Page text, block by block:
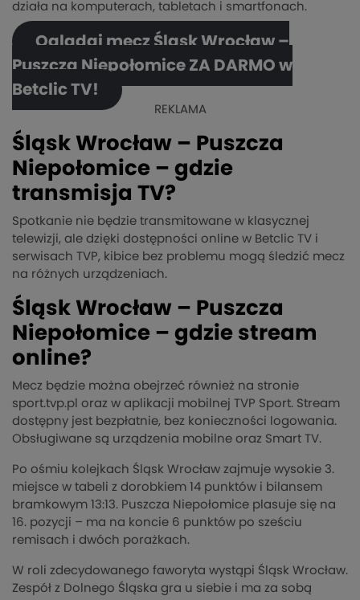
działa na komputerach, tabletach i smartfonach.
Oglądaj mecz Śląsk Wrocław –
Puszcza Niepołomice ZA DARMO w
Betclic TV!
REKLAMA
Śląsk Wrocław – Puszcza
Niepołomice – gdzie
transmisja TV?
Spotkanie nie będzie transmitowane w klasycznej
telewizji, ale dzięki dostępności online w Betclic TV i
serwisach TVP, kibice bez problemu mogą śledzić mecz
na różnych urządzeniach.
Śląsk Wrocław – Puszcza
Niepołomice – gdzie stream
online?
Mecz będzie można obejrzeć również na stronie
sport.tvp.pl oraz w aplikacji mobilnej TVP Sport. Stream
dostępny jest bezpłatnie, bez konieczności logowania.
Obsługiwane są urządzenia mobilne oraz Smart TV.
Po ośmiu kolejkach Śląsk Wrocław zajmuje wysokie 3.
miejsce w tabeli z dorobkiem 14 punktów i bilansem
bramkowym 13:13. Puszcza Niepołomice plasuje się na
16. pozycji – ma na koncie 6 punktów po sześciu
remisach i dwóch porażkach.
W roli zdecydowanego faworyta wystąpi Śląsk Wrocław.
Zespół z Dolnego Śląska gra u siebie i ma za sobą